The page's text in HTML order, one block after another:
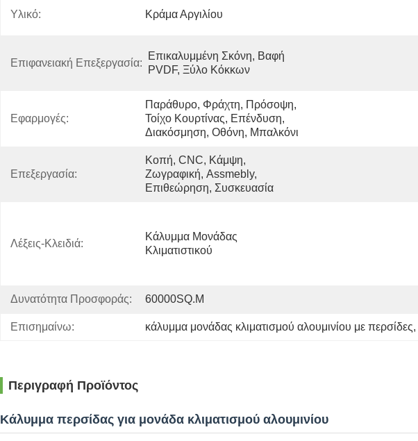
Υλικό: Κράμα Αργιλίου
Επιφανειακή Επεξεργασία:
Επικαλυμμένη Σκόνη, Βαφή
PVDF, Ξύλο Κόκκων
Εφαρμογές:
Παράθυρο, Φράχτη, Πρόσοψη,
Τοίχο Κουρτίνας, Επένδυση,
Διακόσμηση, Οθόνη, Μπαλκόνι
Επεξεργασία:
Κοπή, CNC, Κάμψη,
Ζωγραφική, Assmebly,
Επιθεώρηση, Συσκευασία
Λέξεις-Κλειδιά:
Κάλυμμα Μονάδας
Κλιματιστικού
Δυνατότητα Προσφοράς: 60000SQ.m
Επισημαίνω: κάλυμμα μονάδας κλιματισμού αλουμινίου με περσίδες,
Περιγραφή Προϊόντος
Κάλυμμα περσίδας για μονάδα κλιματισμού αλουμινίου